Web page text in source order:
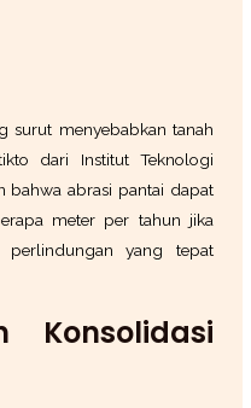
surut menyebabkan tanah
dari Institut Teknologi
bahwa abrasi pantai dapat
meter per tahun jika
yang tepat